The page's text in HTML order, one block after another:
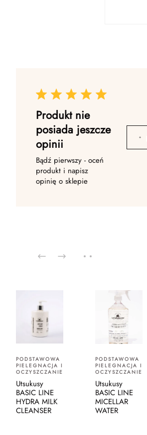
Produkt nie
posiada jeszcze
opinii
Bądź pierwszy - oceń
produkt i napisz
opinię o sklepie
PODSTAWOWA
PIELEGNACJA I
OCZYSZCZANIE
Utsukusy
BASIC LINE
HYDRA MILK
CLEANSER
PODSTAWOWA
PIELEGNACJA I
OCZYSZCZANIE
Utsukusy
BASIC LINE
MICELLAR
WATER